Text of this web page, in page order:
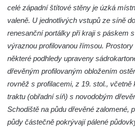
Zámek Lovosice
Zámek Rynartice
Zámek Nový Falkenburk v Jablonném
Podještědí
Zámek ve Sloupu v Čechách
Schmittův zámek Český Dub
Starý zámek Český Dub
celé západní štítové stěny je úzká
valeně. U jednotlivých vstupů ze síně
renesanční portálky při kraji s páskem
výraznou profilovanou římsou.
některé podhledy upraveny
dřevěným profilovaným obložením
rovněž s profilacemi, z 19. stol., včetně
traktu (obřadní síň) s novodobým
Schodiště na půdu dřevěné zalomené,
půdy částečně pokrývají pálené